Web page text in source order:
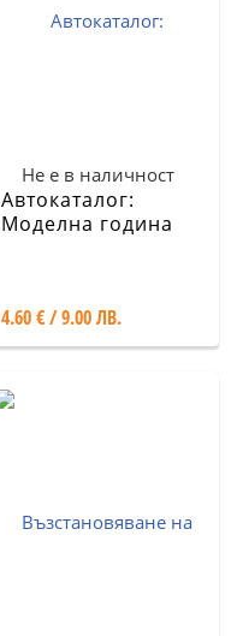
Не е в наличност
Автокаталог:
Моделна година
4.60 € / 9.00 ЛВ.